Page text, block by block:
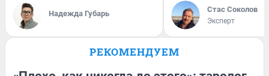
Надежда Губарь Стас Соколов
Эксперт
РЕКОМЕНДУЕМ